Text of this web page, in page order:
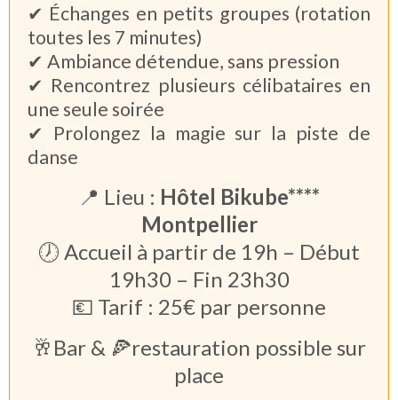
✔ Échanges en petits groupes (rotation
toutes les 7 minutes)
✔ Ambiance détendue, sans pression
✔ Rencontrez plusieurs célibataires en
une seule soirée
✔ Prolongez la magie sur la piste de
danse
📍 Lieu : Hôtel Bikube****
Montpellier
🕖 Accueil à partir de 19h – Début
19h30 – Fin 23h30
💶 Tarif : 25€ par personne
🥂Bar & 🍕restauration possible sur
place